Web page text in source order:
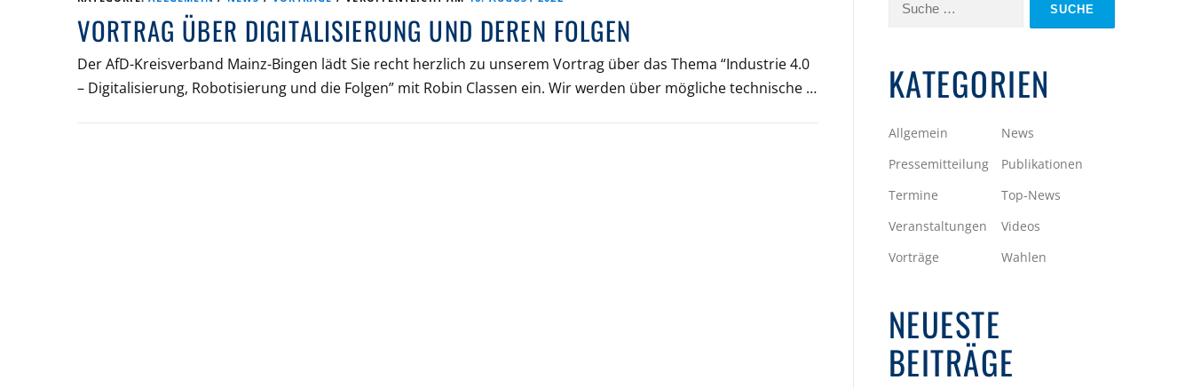
VORTRAG ÜBER DIGITALISIERUNG UND DEREN FOLGEN
Der AfD-Kreisverband Mainz-Bingen lädt Sie recht herzlich zu unserem Vortrag über das Thema “Industrie 4.0
– Digitalisierung, Robotisierung und die Folgen” mit Robin Classen ein. Wir werden über mögliche technische …
KATEGORIEN
Allgemein
News
Pressemitteilung
Publikationen
Termine
Top-News
Veranstaltungen
Videos
Vorträge
Wahlen
NEUESTE
BEITRÄGE